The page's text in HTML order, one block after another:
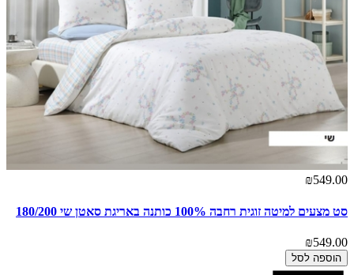
₪549.00
סט מצעים למיטה זוגית רחבה 100% כותנה באריגת סאטן שי 180/200
₪549.00
הוספה לסל